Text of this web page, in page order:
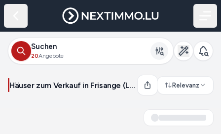
Suchen
20Angebote
Häuser zum Verkauf in Frisange (Luxemburg) Relevanz